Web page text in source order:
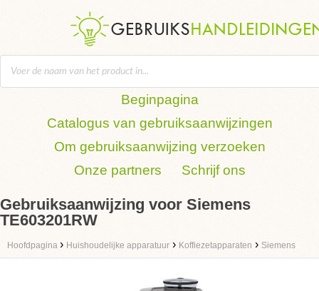
Beginpagina
Catalogus van gebruiksaanwijzingen
Om gebruiksaanwijzing verzoeken
Onze partners
Schrijf ons
Gebruiksaanwijzing voor Siemens
TE603201RW
Hoofdpagina › Huishoudelijke apparatuur › Koffiezetapparaten › Siemens